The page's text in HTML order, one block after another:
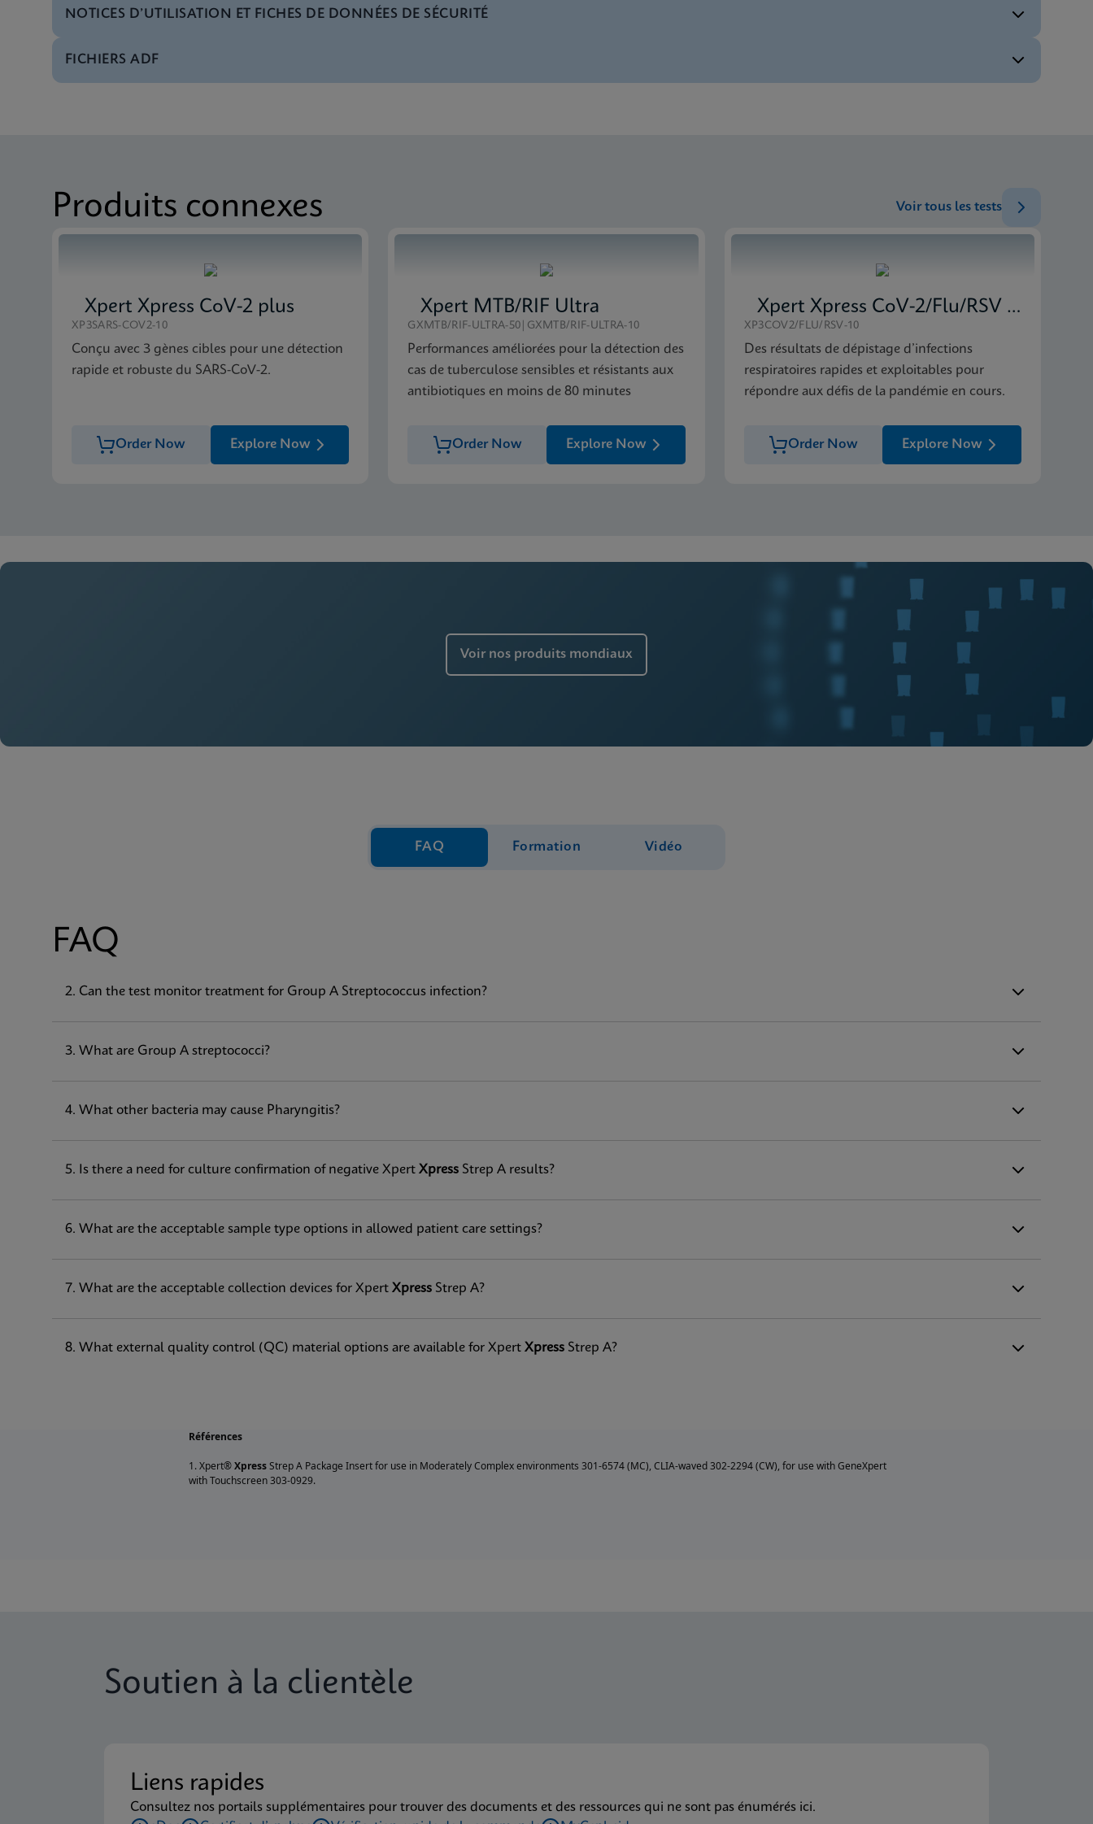
NOTICES D’UTILISATION ET FICHES DE DONNÉES DE SÉCURITÉ
MSDS/FDS
FICHIERS ADF
Produits connexes Voir tous les tests
Xpert Xpress CoV-2 plus
XP3SARS-COV2-10
Conçu avec 3 gènes cibles pour une détection
rapide et robuste du SARS-CoV-2.
Order Now Explore Now
Xpert MTB/RIF Ultra
GXMTB/RIF-ULTRA-50|GXMTB/RIF-ULTRA-10
Performances améliorées pour la détection des
cas de tuberculose sensibles et résistants aux
antibiotiques en moins de 80 minutes
Order Now Explore Now
Xpert Xpress CoV-2/Flu/RSV plus
XP3COV2/FLU/RSV-10
Des résultats de dépistage d’infections
respiratoires rapides et exploitables pour
répondre aux défis de la pandémie en cours.
Order Now Explore Now
Voir nos produits mondiaux
FAQ Formation Vidéo
FAQ
1. What does the XpertXpressStrep A test for?
2. Can the test monitor treatment for Group A Streptococcus infection?
3. What are Group A streptococci?
4. What other bacteria may cause Pharyngitis?
5. Is there a need for culture confirmation of negative Xpert Xpress Strep A results?
6. What are the acceptable sample type options in allowed patient care settings?
7. What are the acceptable collection devices for Xpert Xpress Strep A?
8. What external quality control (QC) material options are available for Xpert Xpress Strep A?
Références
1. Xpert®XpressStrep A Package Insert for use in Moderately Complex environments 301-6574 (MC), CLIA-waved 302-2294 (CW), for use with GeneXpert
with Touchscreen 303-0929.
Soutien à la clientèle
Liens rapides
Consultez nos portails supplémentaires pour trouver des documents et des ressources qui ne sont pas énumérés ici.